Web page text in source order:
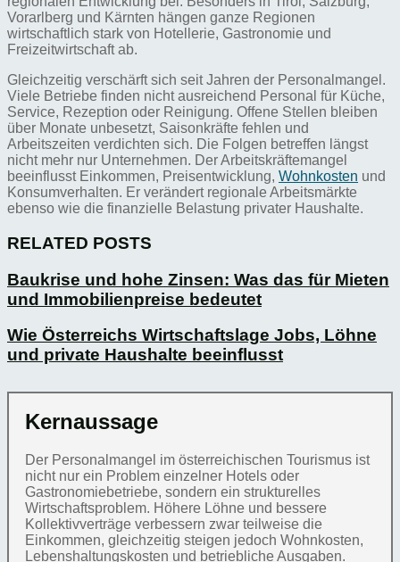
Vorarlberg und Kärnten hängen ganze Regionen
wirtschaftlich stark von Hotellerie, Gastronomie und
Freizeitwirtschaft ab.
Gleichzeitig verschärft sich seit Jahren der Personalmangel.
Viele Betriebe finden nicht ausreichend Personal für Küche,
Service, Rezeption oder Reinigung. Offene Stellen bleiben
über Monate unbesetzt, Saisonkräfte fehlen und
Arbeitszeiten verdichten sich. Die Folgen betreffen längst
nicht mehr nur Unternehmen. Der Arbeitskräftemangel
beeinflusst Einkommen, Preisentwicklung, Wohnkosten und
Konsumverhalten. Er verändert regionale Arbeitsmärkte
ebenso wie die finanzielle Belastung privater Haushalte.
RELATED POSTS
Baukrise und hohe Zinsen: Was das für Mieten
und Immobilienpreise bedeutet
Wie Österreichs Wirtschaftslage Jobs, Löhne
und private Haushalte beeinflusst
Kernaussage
Der Personalmangel im österreichischen Tourismus ist
nicht nur ein Problem einzelner Hotels oder
Gastronomiebetriebe, sondern ein strukturelles
Wirtschaftsproblem. Höhere Löhne und bessere
Kollektivverträge verbessern zwar teilweise die
Einkommen, gleichzeitig steigen jedoch Wohnkosten,
Lebenshaltungskosten und betriebliche Ausgaben.